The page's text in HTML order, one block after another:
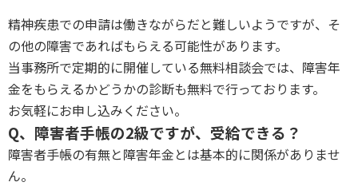
精神疾患での申請は働きながらだと難しいようですが、そ
の他の障害であればもらえる可能性があります。
当事務所で定期的に開催している無料相談会では、障害年
金をもらえるかどうかの診断も無料で行っております。
お気軽にお申し込みください。
Q、障害者手帳の2級ですが、受給できる？
障害者手帳の有無と障害年金とは基本的に関係がありませ
ん。